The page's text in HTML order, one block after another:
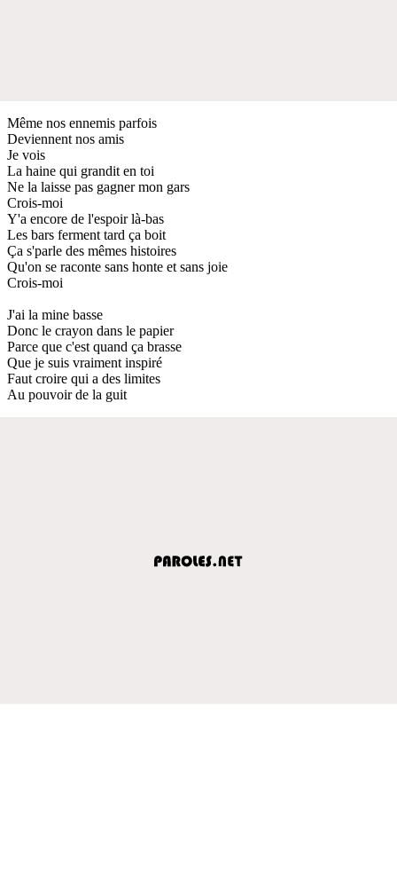
Même nos ennemis parfois
Deviennent nos amis
Je vois
La haine qui grandit en toi
Ne la laisse pas gagner mon gars
Crois-moi
Y'a encore de l'espoir là-bas
Les bars ferment tard ça boit
Ça s'parle des mêmes histoires
Qu'on se raconte sans honte et sans joie
Crois-moi
J'ai la mine basse
Donc le crayon dans le papier
Parce que c'est quand ça brasse
Que je suis vraiment inspiré
Faut croire qui a des limites
Au pouvoir de la guit